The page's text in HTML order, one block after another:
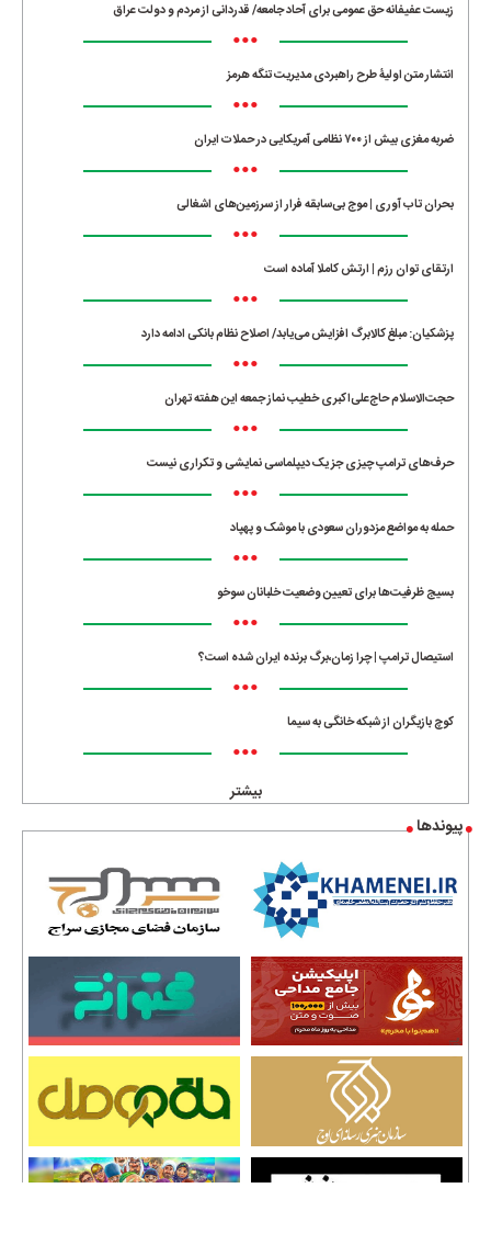
زیست عفیفانه حق عمومی برای آحاد جامعه/ قدردانی از مردم و دولت عراق
•••
انتشار متن اولیۀ طرح راهبردی مدیریت تنگه هرمز
•••
ضربه مغزی بیش از ۷۰۰ نظامی آمریکایی در حملات ایران
•••
بحران تاب آوری | موج بی‌سابقه فرار از سرزمین‌های اشغالی
•••
ارتقای توان رزم | ارتش کاملا آماده است
•••
پزشکیان: مبلغ کالابرگ افزایش می‌یابد/ اصلاح نظام بانکی ادامه دارد
•••
حجت‌الاسلام حاج‌علی‌اکبری خطیب نماز جمعه این هفته تهران
•••
حرف‌های ترامپ چیزی جز یک دیپلماسی نمایشی و تکراری نیست
•••
حمله به مواضع مزدوران سعودی با موشک و پهپاد
•••
بسیج ظرفیت‌ها برای تعیین وضعیت خلبانان سوخو
•••
استیصال ترامپ | چرا زمان،برگ برنده ایران شده است؟
•••
کوچ بازیگران از شبکه خانگی به سیما
•••
بیشتر
پیوندها